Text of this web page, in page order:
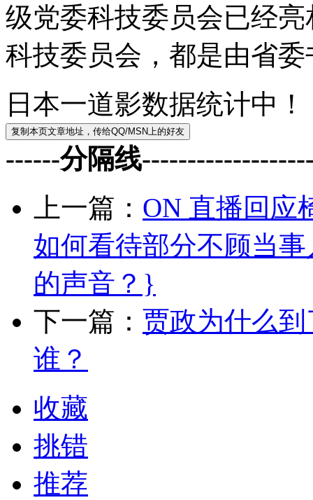
级党委科技委员会已经
科技委员会，都是由省
日本一道影数据统计中！
------分隔线
上一篇： ON 直播回应
如何看待部分不顾当
的声音？}
下一篇： 贾政为什么
谁？
收藏
挑错
推荐